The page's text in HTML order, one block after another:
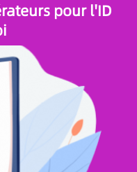
pour l'ID